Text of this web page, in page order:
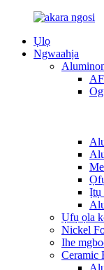
Ụlọ
Ngwaahịa
Ịtụ
Ụfụ ọla
Nickel
Ihe
Ceramic